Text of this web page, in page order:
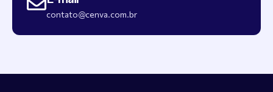
contato@cenva.com.br